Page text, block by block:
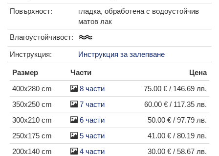
Повърхност:
гладка, обработена с водоустойчив
матов лак
Влагоустойчивост:
Инструкция: Инструкция за залепване
Размер Части
Цена
400x280 cm
8 части
75.00 € / 146.69 лв.
350x250 cm
7 части
60.00 € / 117.35 лв.
300x210 cm
6 части
50.00 € / 97.79 лв.
250x175 cm
5 части
41.00 € / 80.19 лв.
200x140 cm
4 части
30.00 € / 58.67 лв.